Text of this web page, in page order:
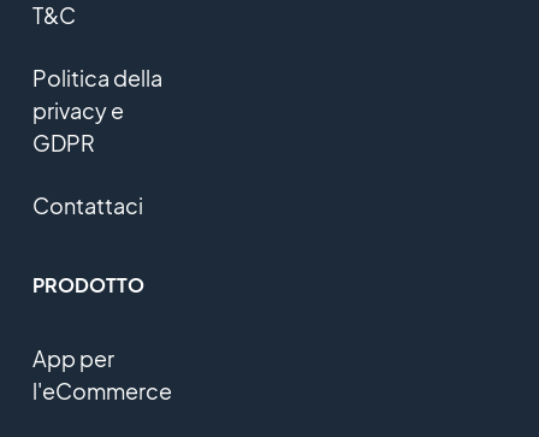
T&C
Politica della
privacy e
GDPR
Contattaci
PRODOTTO
App per
l'eCommerce